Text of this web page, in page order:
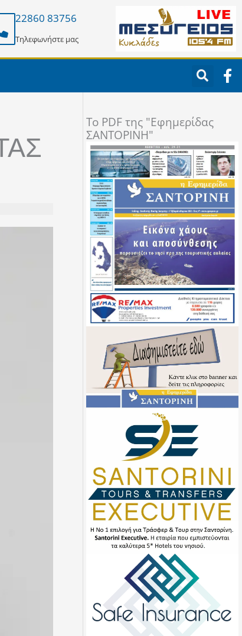
22860 83756
Τηλεφωνήστε μας
F
a
c
o
k
-
f
To PDF της "Εφημερίδας
ΣΑΝΤΟΡΙΝΗ"